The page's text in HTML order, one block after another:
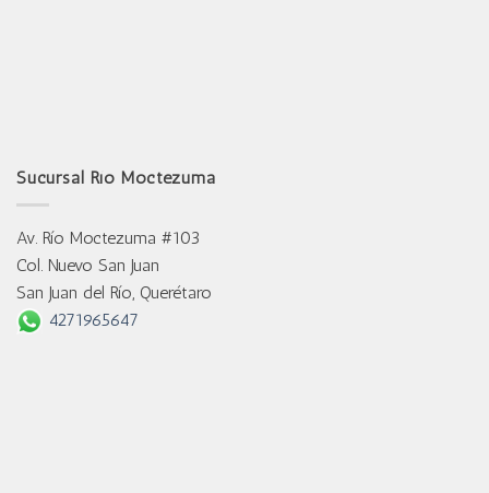
Sucursal Río Moctezuma
Av. Río Moctezuma #103
Col. Nuevo San Juan
San Juan del Río, Querétaro
4271965647